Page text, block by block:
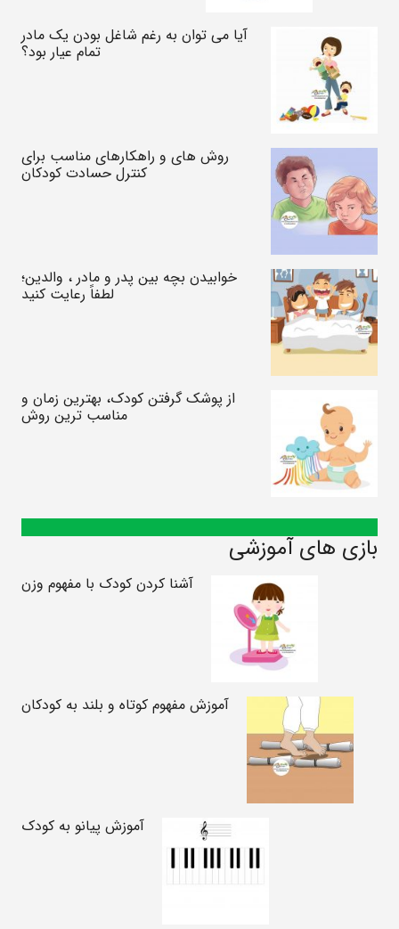
آیا می توان به رغم شاغل بودن یک مادر
تمام عیار بود؟
روش های و راهکارهای مناسب برای
کنترل حسادت کودکان
خوابیدن بچه بین پدر و مادر ، والدین؛
لطفاً رعایت کنید
از پوشک گرفتن کودک، بهترین زمان و
مناسب ترین روش
بازی های آموزشی
آشنا کردن کودک با مفهوم وزن
آموزش مفهوم کوتاه و بلند به کودکان
آموزش پیانو به کودک